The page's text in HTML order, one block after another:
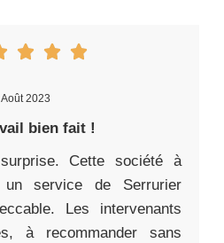
Août 2023
bien fait !
Cette société à
un service de Serrurier
Les intervenants
à recommander sans